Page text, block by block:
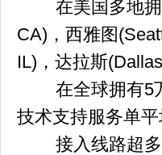
在美国多地拥
CA)，西雅图
IL)，达拉斯
在全球拥有5万
技术支持服务单
接入线路超多